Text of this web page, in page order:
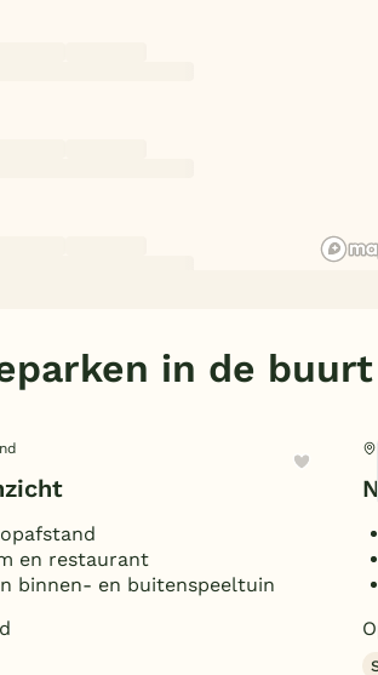
in de buurt
en restaurant
binnen- en buitenspeeltuin